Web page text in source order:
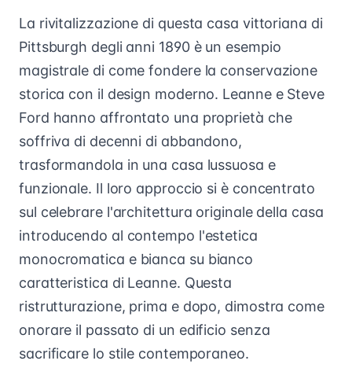
La rivitalizzazione di questa casa vittoriana di
Pittsburgh degli anni 1890 è un esempio
magistrale di come fondere la conservazione
storica con il design moderno. Leanne e Steve
Ford hanno affrontato una proprietà che
soffriva di decenni di abbandono,
trasformandola in una casa lussuosa e
funzionale. Il loro approccio si è concentrato
sul celebrare l'architettura originale della casa
introducendo al contempo l'estetica
monocromatica e bianca su bianco
caratteristica di Leanne. Questa
ristrutturazione, prima e dopo, dimostra come
onorare il passato di un edificio senza
sacrificare lo stile contemporaneo.